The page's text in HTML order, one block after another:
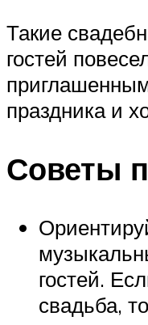
Такие
гостей
праздника и
Советы
гостей.
свадьба,